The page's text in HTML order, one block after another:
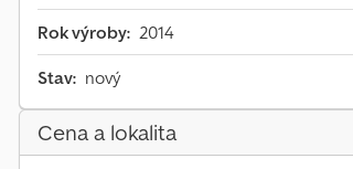
Rok výroby: 2014
Stav: nový
Cena a lokalita